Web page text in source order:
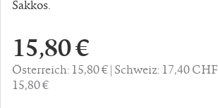
Sakkos.
15,80 €
Österreich: 15,80 € Schweiz: 17,40 CHF
15,80 €